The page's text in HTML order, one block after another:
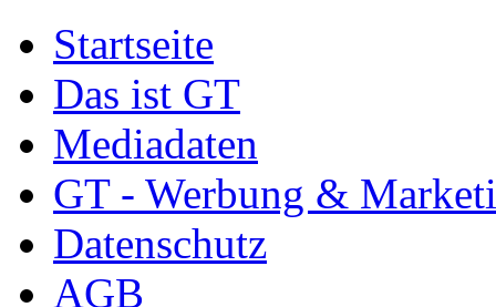
Startseite
Das ist GT
Mediadaten
GT - Werbung &
Datenschutz
AGB